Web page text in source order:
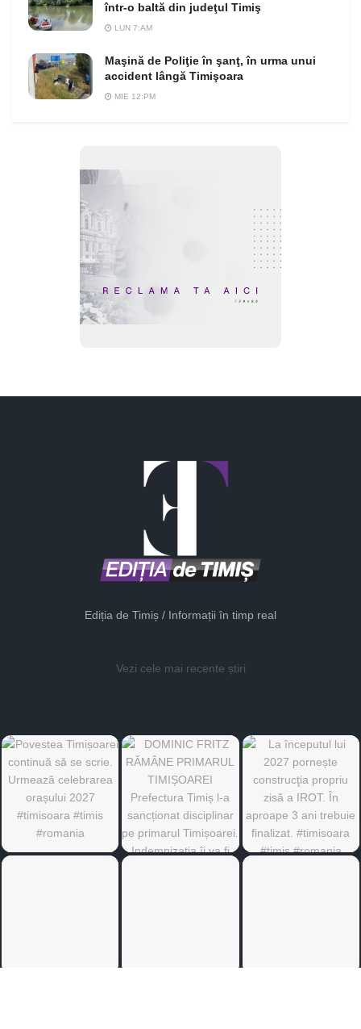
într-o baltă din judeţul Timiş
LUN 7:AM
Maşină de Poliţie în şanţ, în urma unui
accident lângă Timişoara
MIE 12:PM
Ediția de Timiș / Informații în timp real
Vezi cele mai recente știri